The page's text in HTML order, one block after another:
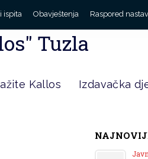
ispita Obavještenja Raspored
Tuzla
Kallos Izdavačka